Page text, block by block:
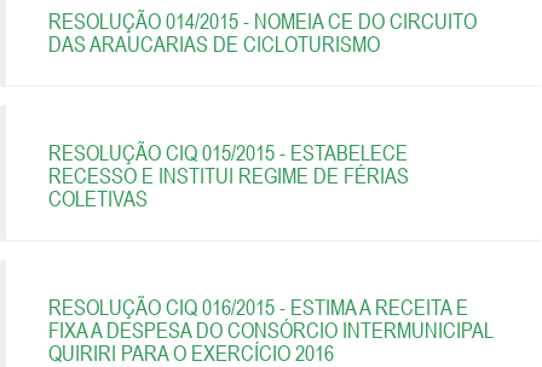
RESOLUÇÃO 014/2015 - NOMEIA CE DO CIRCUITO
DAS ARAUCARIAS DE CICLOTURISMO
RESOLUÇÃO CIQ 015/2015 - ESTABELECE
RECESSO E INSTITUI REGIME DE FÉRIAS
COLETIVAS
RESOLUÇÃO CIQ 016/2015 - ESTIMA A RECEITA E
FIXA A DESPESA DO CONSÓRCIO INTERMUNICIPAL
QUIRIRI PARA O EXERCÍCIO 2016